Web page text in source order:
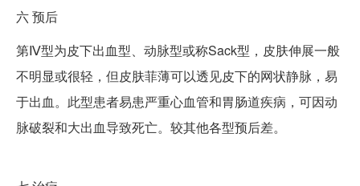
六预后
第Ⅳ型为皮下出血型、动脉型或称Sack型，皮肤伸展一般
不明显或很轻，但皮肤菲薄可以透见皮下的网状静脉，易
于出血。此型患者易患严重心血管和胃肠道疾病，可因动
脉破裂和大出血导致死亡。较其他各型预后差。